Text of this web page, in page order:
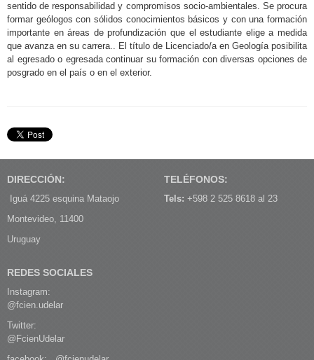
sentido de responsabilidad y compromisos socio-ambientales. Se procura
formar geólogos con sólidos conocimientos básicos y con una formación
importante en áreas de profundización que el estudiante elige a medida
que avanza en su carrera.. El título de Licenciado/a en Geología posibilita
al egresado o egresada continuar su formación con diversas opciones de
posgrado en el país o en el exterior.
DIRECCIÓN:
Iguá 4225 esquina Mataojo
Montevideo, 11400
Uruguay
TELÉFONOS:
Tels: +598 2 525 8618 al 23
REDES SOCIALES
Instagram:
@fcien.udelar
Twitter:
@FcienUdelar